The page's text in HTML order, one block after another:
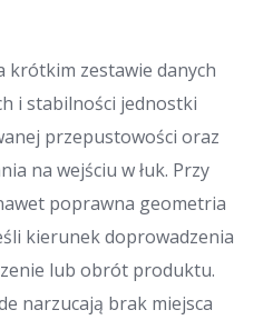
zestawie danych
i stabilności jednostki
przepustowości oraz
na wejściu w łuk. Przy
poprawna geometria
kierunek doprowadzenia
lub obrót produktu.
narzucają brak miejsca